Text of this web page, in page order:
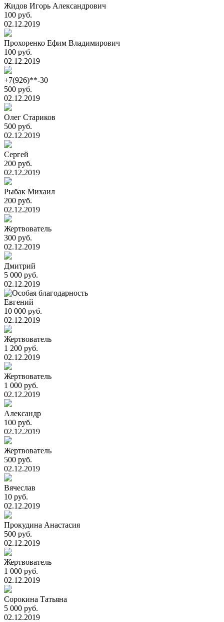
Жидов Игорь Александрович
100 руб.
02.12.2019
Прохоренко Ефим Владимирович
100 руб.
02.12.2019
+7(926)**-30
500 руб.
02.12.2019
Олег Стариков
500 руб.
02.12.2019
Сергей
200 руб.
02.12.2019
Рыбак Михаил
200 руб.
02.12.2019
Жертвователь
300 руб.
02.12.2019
Дмитрий
5 000 руб.
02.12.2019
Евгений
10 000 руб.
02.12.2019
Жертвователь
1 200 руб.
02.12.2019
Жертвователь
1 000 руб.
02.12.2019
Александр
100 руб.
02.12.2019
Жертвователь
500 руб.
02.12.2019
Вячеслав
10 руб.
02.12.2019
Прокудина Анастасия
500 руб.
02.12.2019
Жертвователь
1 000 руб.
02.12.2019
Сорокина Татьяна
5 000 руб.
02.12.2019